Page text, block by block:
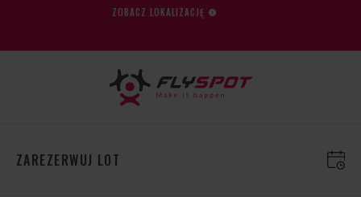
ZOBACZ LOKALIZACJĘ
ZAREZERWUJ LOT